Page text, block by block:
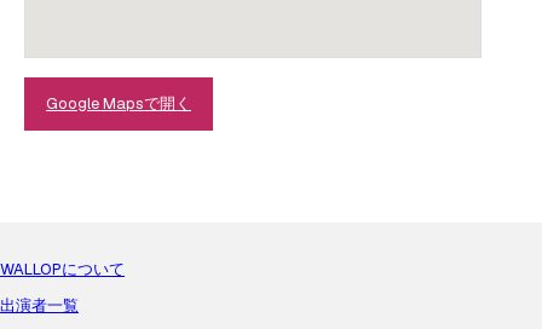
Google Mapsで開く
WALLOPについて
出演者一覧